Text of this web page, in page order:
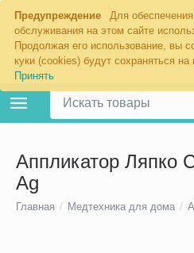
Предупреждение
Для
обслуживания на этом сайте
Продолжая его использование, вы
куки (cookies) будут сохраняться
Принять
Аппликатор Ляпко
Ag
Главная / Медтехника для дома /